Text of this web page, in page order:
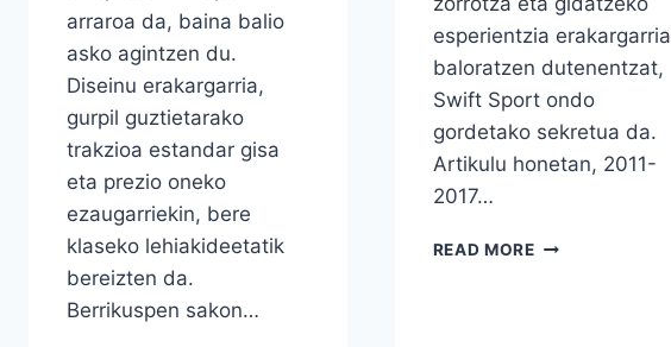
arraroa da, baina balio
asko agintzen du.
Diseinu erakargarria,
gurpil guztietarako
trakzioa estandar gisa
eta prezio oneko
ezaugarriekin, bere
klaseko lehiakideetatik
bereizten da.
Berrikuspen sakon…
esperientzia erakargarria
baloratzen dutenentzat,
Swift Sport ondo
gordetako sekretua da.
Artikulu honetan, 2011-
2017…
READ MORESUZUKI